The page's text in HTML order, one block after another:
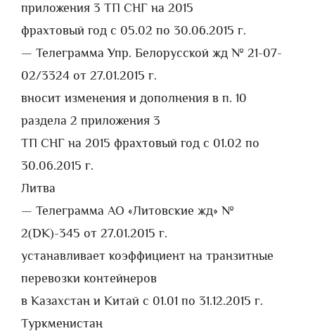
приложения 3 ТП СНГ на 2015
фрахтовый год с 05.02 по 30.06.2015 г.
— Телеграмма Упр. Белорусской жд № 21-07-
02/3324 от 27.01.2015 г.
вносит изменения и дополнения в п. 10
раздела 2 приложения 3
ТП СНГ на 2015 фрахтовый год с 01.02 по
30.06.2015 г.
Литва
— Телеграмма АО «Литовские жд» №
2(DK)-345 от 27.01.2015 г.
устанавливает коэффициент на транзитные
перевозки контейнеров
в Казахстан и Китай с 01.01 по 31.12.2015 г.
Туркменистан